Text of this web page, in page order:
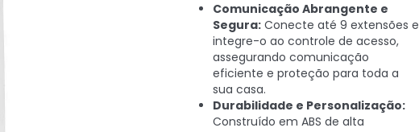
Comunicação Abrangente e
Segura: Conecte até 9 extensões e
integre-o ao controle de acesso,
assegurando comunicação
eficiente e proteção para toda a
sua casa.
Durabilidade e Personalização:
Construído em ABS de alta